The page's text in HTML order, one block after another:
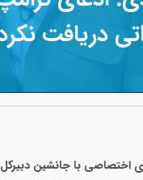
دریافت
اختصاصی با جانشین